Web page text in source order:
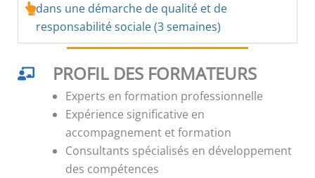
dans une démarche de qualité et de
responsabilité sociale (3 semaines)
PROFIL DES FORMATEURS
Experts en formation professionnelle
Expérience significative en
accompagnement et formation
Consultants spécialisés en développement
des compétences